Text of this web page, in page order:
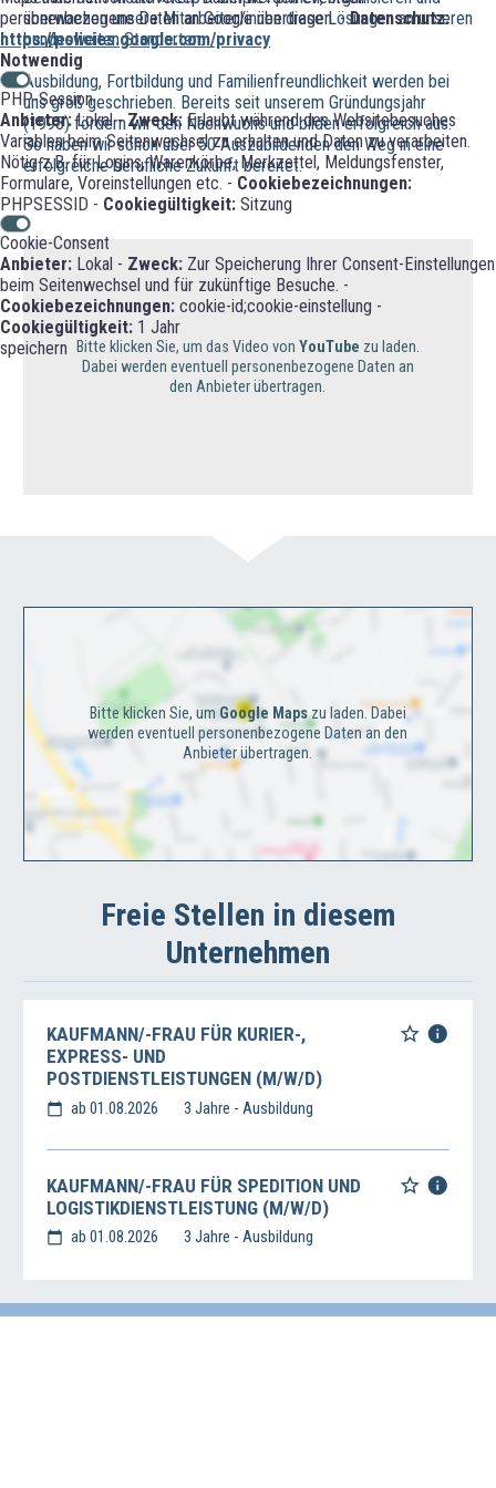
personenbezogene Daten an Google übertragen. -Datenschutz:
https://policies.google.com/privacy
Notwendig
PHP-Session
Anbieter:Lokal -Zweck: Erlaubt während des Websitebesuches
Variablen beim Seitenwechsel zu erhalten und Daten zu verarbeiten.
Nötig z.B. für Logins, Warenkörbe, Merkzettel, Meldungsfenster,
Formulare, Voreinstellungen etc. - Cookiebezeichnungen:
PHPSESSID - Cookiegültigkeit: Sitzung
Cookie-Consent
Anbieter: Lokal - Zweck: Zur Speicherung Ihrer Consent-Einstellungen
beim Seitenwechsel und für zukünftige Besuche. -
Cookiebezeichnungen: cookie-id;cookie-einstellung -
Cookiegültigkeit: 1 Jahr
speichern
überwachen unsere Mitarbeiter/innen diese Lösungen an unseren
bundesweiten Standorten.
Ausbildung, Fortbildung und Familienfreundlichkeit werden bei
uns groß geschrieben. Bereits seit unserem Gründungsjahr
(1998) fördern wir den Nachwuchs und bilden erfolgreich aus.
So haben wir schon über 50 Auszubildenden den Weg in eine
erfolgreiche berufliche Zukunft bereitet.
Bitte klicken Sie, um das Video von YouTube zu laden.
Dabei werden eventuell personenbezogene Daten an
den Anbieter übertragen.
Bitte klicken Sie, um Google Mapszu laden. Dabei
werden eventuell personenbezogene Daten an den
Anbieter übertragen.
Freie Stellen in diesem
Unternehmen
KAUFMANN/-FRAU FÜR KURIER-,
EXPRESS- UND
POSTDIENSTLEISTUNGEN (M/W/D)
ab 01.08.2026 3 Jahre - Ausbildung
KAUFMANN/-FRAU FÜR SPEDITION UND
LOGISTIKDIENSTLEISTUNG (M/W/D)
ab 01.08.2026 3 Jahre - Ausbildung